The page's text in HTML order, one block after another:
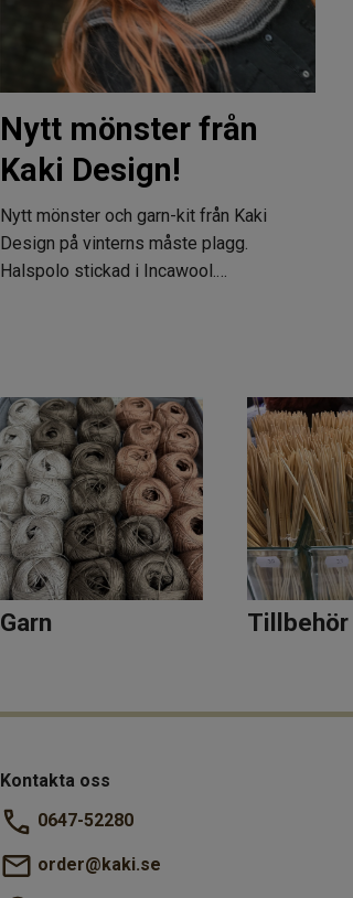
Nytt mönster från
Kaki Design!
Nytt mönster och garn-kit från Kaki
Design på vinterns måste plagg.
Halspolo stickad i Incawool.…
Garn Tillbehör
Kontakta oss
0647-52280
order@kaki.se